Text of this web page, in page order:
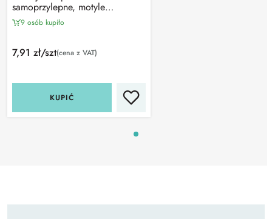
samoprzylepne, motyle
holograficzne (1 ark)
9 osób kupiło
7,91 zł/szt(cena z VAT)
KUPIĆ